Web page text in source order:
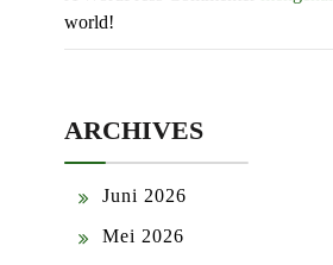
world!
ARCHIVES
Juni 2026
Mei 2026